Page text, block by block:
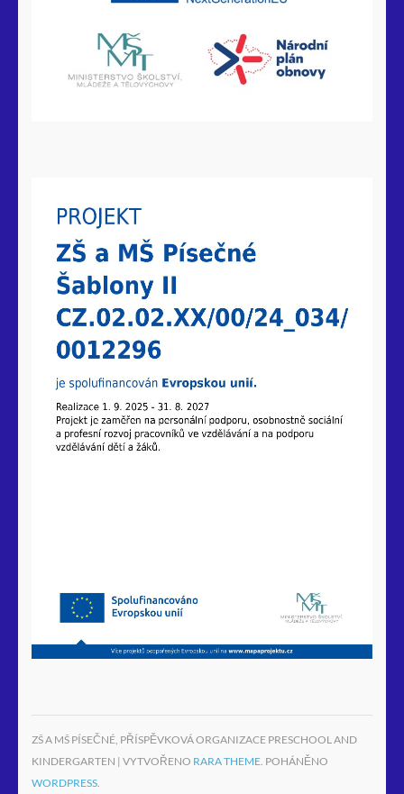
ZŠ A MŠ PÍSEČNÉ, PŘÍSPĚVKOVÁ ORGANIZACE PRESCHOOL AND
KINDERGARTEN | VYTVOŘENO RARA THEME. POHÁNĚNO
WORDPRESS.